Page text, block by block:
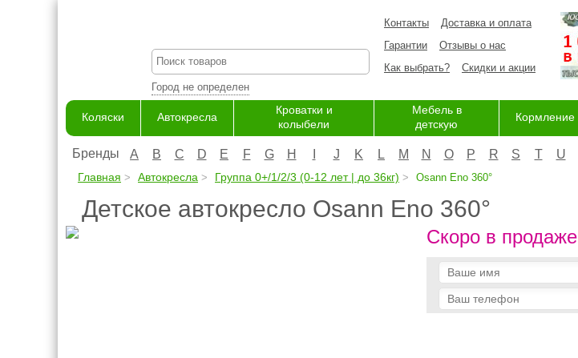
Город не определен
Контакты
Доставка и оплата
Гарантии
Отзывы о нас
Как выбрать?
Скидки и акции
Коляски Автокресла
Кроватки и
колыбели
Мебель в
детскую
Кормление
Бренды A B C D E F G H J K L M N O P R S T U
Главная Автокресла Группа 0+/1/2/3 (0-12 лет | до 36кг) Osann Eno 360°
Детское автокресло Osann Eno 360°
Скоро в продаже